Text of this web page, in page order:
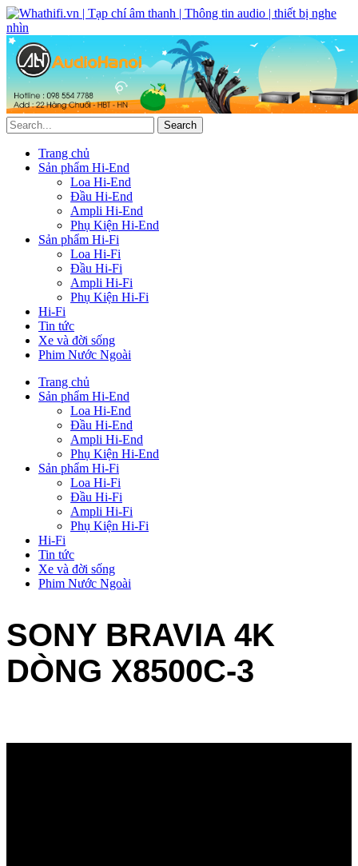
Trang chủ
Sản phẩm Hi-End
Loa Hi-End
Đầu Hi-End
Ampli Hi-End
Phụ Kiện Hi-End
Sản phẩm Hi-Fi
Loa Hi-Fi
Đầu Hi-Fi
Ampli Hi-Fi
Phụ Kiện Hi-Fi
Hi-Fi
Tin tức
Xe và đời sống
Phim Nước Ngoài
Trang chủ
Sản phẩm Hi-End
Loa Hi-End
Đầu Hi-End
Ampli Hi-End
Phụ Kiện Hi-End
Sản phẩm Hi-Fi
Loa Hi-Fi
Đầu Hi-Fi
Ampli Hi-Fi
Phụ Kiện Hi-Fi
Hi-Fi
Tin tức
Xe và đời sống
Phim Nước Ngoài
SONY BRAVIA 4K
DÒNG X8500C-3